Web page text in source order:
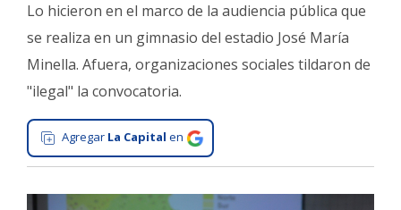
La
Zona
Cultura
Tecnología
Gastronomía
Salud
Interés
Lo hicieron en el marco de la audiencia pública que
se realiza en un gimnasio del estadio José María
Minella. Afuera, organizaciones sociales tildaron de
"ilegal" la convocatoria.
Agregar La Capital en